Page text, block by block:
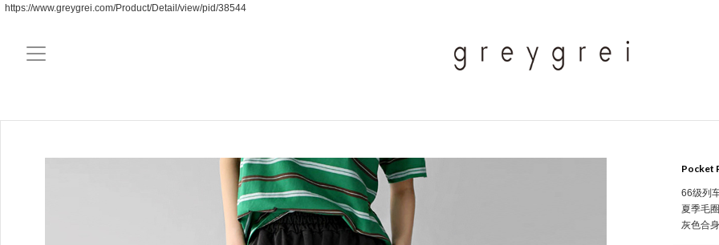
https://www.greygrei.com/Product/Detail/view/pid/38544
Pocket
66级列
夏季毛
灰色合